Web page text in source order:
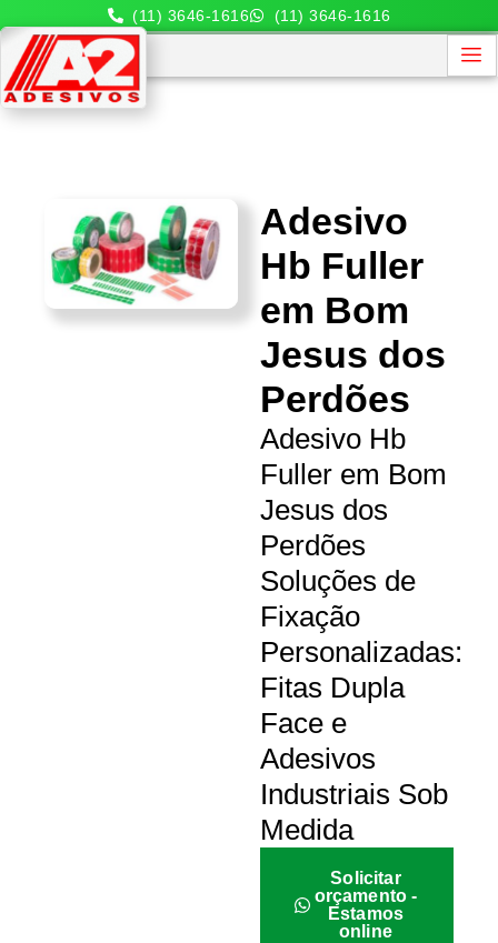
(11) 3646-1616 (11) 3646-1616
Adesivo
Hb Fuller
em Bom
Jesus dos
Perdões
Adesivo Hb
Fuller em Bom
Jesus dos
Perdões
Soluções de
Fixação
Personalizadas:
Fitas Dupla
Face e
Adesivos
Industriais Sob
Medida
Solicitar
orçamento -
Estamos
online